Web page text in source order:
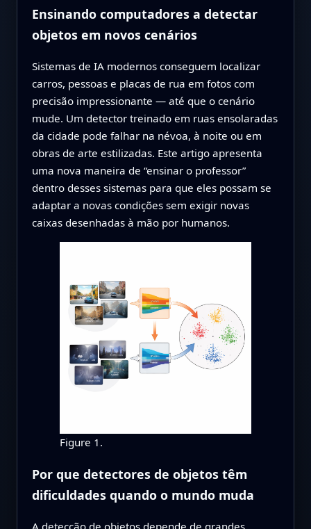
Ensinando computadores a detectar
objetos em novos cenários
Sistemas de IA modernos conseguem localizar
carros, pessoas e placas de rua em fotos com
precisão impressionante — até que o cenário
mude. Um detector treinado em ruas ensolaradas
da cidade pode falhar na névoa, à noite ou em
obras de arte estilizadas. Este artigo apresenta
uma nova maneira de “ensinar o professor”
dentro desses sistemas para que eles possam se
adaptar a novas condições sem exigir novas
caixas desenhadas à mão por humanos.
Figure 1.
Por que detectores de objetos têm
dificuldades quando o mundo muda
A detecção de objetos depende de grandes